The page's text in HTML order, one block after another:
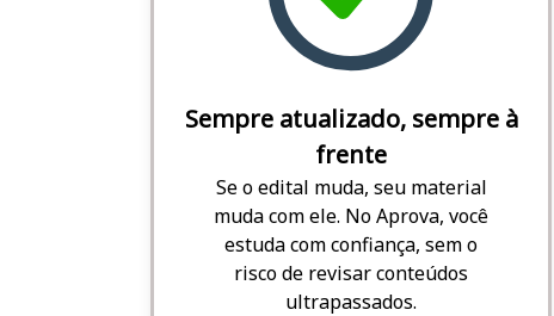
Sempre atualizado, sempre à
frente
Se o edital muda, seu material
muda com ele. No Aprova, você
estuda com confiança, sem o
risco de revisar conteúdos
ultrapassados.